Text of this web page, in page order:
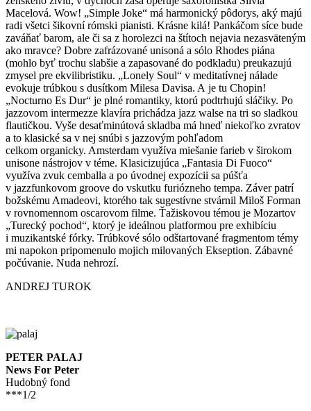
Macelová. Wow! „Simple Joke“ má harmonický pôdorys, aký majú
radi všetci šikovní rómski pianisti. Krásne kilá! Pankáčom síce bude
zaváňať barom, ale či sa z horolezci na štítoch nejavia nezasväteným
ako mravce? Dobre zafrázované unisoná a sólo Rhodes piána
(mohlo byť trochu slabšie a zapasované do podkladu) preukazujú
zmysel pre ekvilibristiku. „Lonely Soul“ v meditatívnej nálade
evokuje trúbkou s dusítkom Milesa Davisa. A je tu Chopin!
„Nocturno Es Dur“ je plné romantiky, ktorú podtrhujú sláčiky. Po
jazzovom intermezze klavíra prichádza jazz walse na tri so sladkou
flautičkou. Vyše desaťminútová skladba má hneď niekoľko zvratov
a to klasické sa v nej snúbi s jazzovým pohľadom
celkom organicky. Amsterdam využíva miešanie farieb v širokom
unisone nástrojov v téme. Klasicizujúca „Fantasia Di Fuoco“
využíva zvuk cemballa a po úvodnej expozícii sa púšťa
v jazzfunkovom groove do vskutku furiózneho tempa. Záver patrí
božskému Amadeovi, ktorého tak sugestívne stvárnil Miloš Forman
v rovnomennom oscarovom filme. Ťažiskovou témou je Mozartov
„Turecký pochod“, ktorý je ideálnou platformou pre exhibíciu
i muzikantské fórky. Trúbkové sólo odštartované fragmentom témy
mi napokon pripomenulo mojich milovaných Ekseption. Zábavné
počúvanie. Nuda nehrozí.
ANDREJ TUROK
PETER PALAJ
News For Peter
Hudobný fond
***1/2